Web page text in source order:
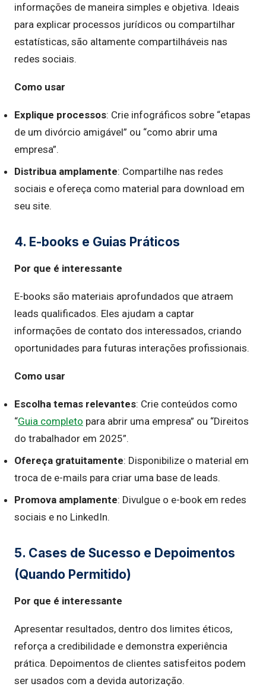
informações de maneira simples e objetiva. Ideais
para explicar processos jurídicos ou compartilhar
estatísticas, são altamente compartilháveis nas
redes sociais.
Como usar
Explique processos: Crie infográficos sobre “etapas
de um divórcio amigável” ou “como abrir uma
empresa”.
Distribua amplamente: Compartilhe nas redes
sociais e ofereça como material para download em
seu site.
4. E-books e Guias Práticos
Por que é interessante
E-books são materiais aprofundados que atraem
leads qualificados. Eles ajudam a captar
informações de contato dos interessados, criando
oportunidades para futuras interações profissionais.
Como usar
Escolha temas relevantes: Crie conteúdos como
“Guia completo para abrir uma empresa” ou “Direitos
do trabalhador em 2025”.
Ofereça gratuitamente: Disponibilize o material em
troca de e-mails para criar uma base de leads.
Promova amplamente: Divulgue o e-book em redes
sociais e no LinkedIn.
5. Cases de Sucesso e Depoimentos
(Quando Permitido)
Por que é interessante
Apresentar resultados, dentro dos limites éticos,
reforça a credibilidade e demonstra experiência
prática. Depoimentos de clientes satisfeitos podem
ser usados com a devida autorização.